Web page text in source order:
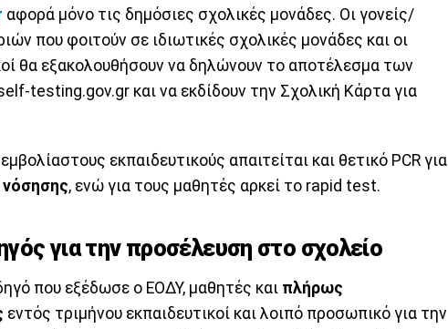
αφορά μόνο τις δημόσιες σχολικές μονάδες. Οι γονείς/
που φοιτούν σε ιδιωτικές σχολικές μονάδες και οι
θα εξακολουθήσουν να δηλώνουν το αποτέλεσμα των
testing.gov.gr και να εκδίδουν την Σχολική Κάρτα για
εκπαιδευτικούς απαιτείται και θετικό PCR για
νόσησης, ενώ για τους μαθητές αρκεί το rapid test.
για την προσέλευση στο σχολείο
που εξέδωσε ο ΕΟΔΥ, μαθητές και πλήρως
εντός τριμήνου εκπαιδευτικοί και λοιπό προσωπικό για την